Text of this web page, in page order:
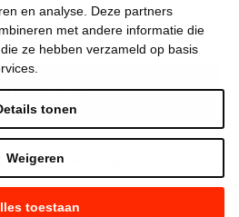
en analyse. Deze partners
met andere informatie die
ze hebben verzameld op basis
toestaan
Weigeren
tonen
Algemeen
nieuws